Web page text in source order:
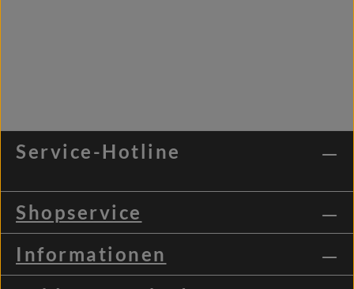
Service-Hotline
Shopservice
Informationen